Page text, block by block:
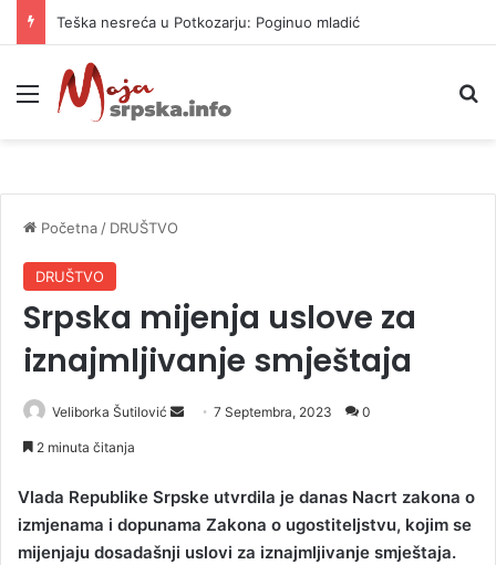
Teška nesreća u Potkozarju: Poginuo mladić
Meni
Početna / DRUŠTVO
DRUŠTVO
Srpska mijenja uslove za
iznajmljivanje smještaja
Veliborka Šutilović
d
a
n
7 Septembra, 2023 0
2 minuta čitanja
Vlada Republike Srpske utvrdila je danas Nacrt zakona o
izmjenama i dopunama Zakona o ugostiteljstvu, kojim se
mijenjaju dosadašnji uslovi za iznajmljivanje smještaja.